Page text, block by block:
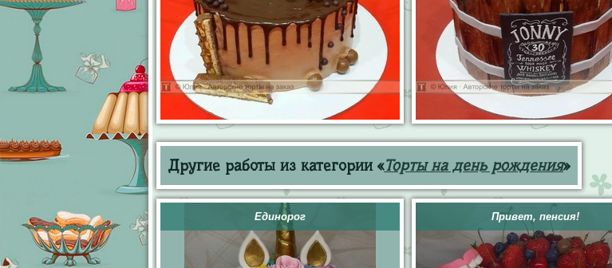
Другие работы из категории «Торты на день рождения»
Единорог Привет, пенсия!